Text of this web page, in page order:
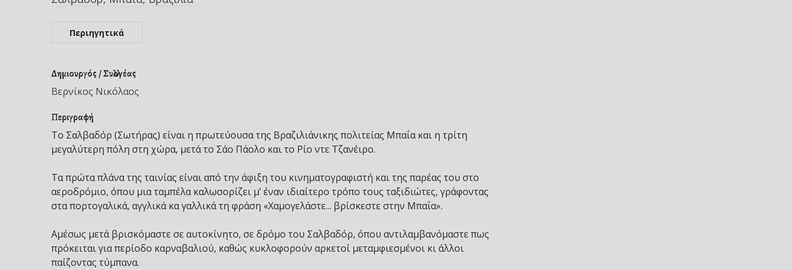
Περιηγητικά
Δημιουργός / Συλλογέας
Βερνίκος Νικόλαος
Περιγραφή
Το Σαλβαδόρ (Σωτήρας) είναι η πρωτεύουσα της Βραζιλιάνικης πολιτείας Μπαΐα και η τρίτη
μεγαλύτερη πόλη στη χώρα, μετά το Σάο Πάολο και το Ρίο ντε Τζανέιρο.
Τα πρώτα πλάνα της ταινίας είναι από την άφιξη του κινηματογραφιστή και της παρέας του στο
αεροδρόμιο, όπου μια ταμπέλα καλωσορίζει μ’ έναν ιδιαίτερο τρόπο τους ταξιδιώτες, γράφοντας
στα πορτογαλικά, αγγλικά κα γαλλικά τη φράση «Χαμογελάστε... βρίσκεστε στην Μπαΐα».
Αμέσως μετά βρισκόμαστε σε αυτοκίνητο, σε δρόμο του Σαλβαδόρ, όπου αντιλαμβανόμαστε πως
πρόκειται για περίοδο καρναβαλιού, καθώς κυκλοφορούν αρκετοί μεταμφιεσμένοι κι άλλοι
παίζοντας τύμπανα.